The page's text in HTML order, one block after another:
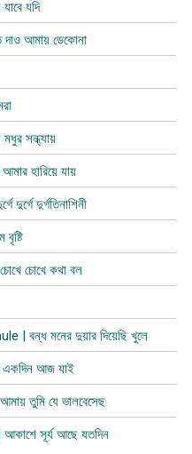
যদি
আমায় ডেকোনা
সন্ধ্যায়
হারিয়ে যায়
দুর্গতিনাশিনী
চোখে কথা বল
বন্ধ মনের দুয়ার দিয়েছি খুলে
আজ যাই
তুমি যে ভালবেসেছ
সূর্য আছে যতদিন